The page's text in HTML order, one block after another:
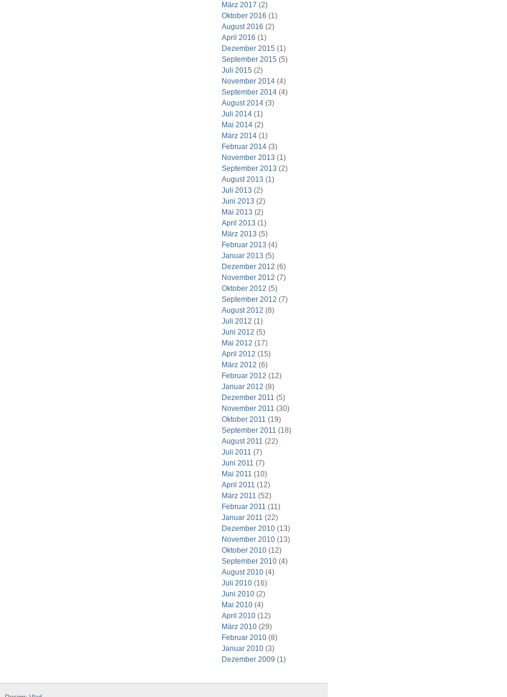
März 2017 (2)
Oktober 2016 (1)
August 2016 (2)
April 2016 (1)
Dezember 2015 (1)
September 2015 (5)
Juli 2015 (2)
November 2014(4)
September 2014(4)
August 2014(3)
Juli 2014(1)
Mai 2014(2)
März 2014(1)
Februar 2014(3)
November 2013 (1)
September 2013 (2)
August 2013 (1)
Juli 2013 (2)
Juni 2013 (2)
Mai 2013 (2)
April 2013 (1)
März 2013 (5)
Februar 2013 (4)
Januar 2013 (5)
Dezember 2012 (6)
November 2012 (7)
Oktober 2012 (5)
September 2012 (7)
August 2012 (8)
Juli 2012 (1)
Juni 2012 (5)
Mai 2012 (17)
April 2012 (15)
März 2012 (6)
Februar 2012 (12)
Januar 2012 (8)
Dezember 2011 (5)
November 2011 (30)
Oktober 2011 (19)
September 2011 (18)
August 2011 (22)
Juli 2011 (7)
Juni 2011 (7)
Mai 2011 (10)
April 2011 (12)
März 2011 (52)
Februar 2011 (11)
Januar 2011 (22)
Dezember 2010(13)
November 2010(13)
Oktober 2010(12)
September 2010(4)
August 2010(4)
Juli 2010(16)
Juni 2010(2)
Mai 2010(4)
April 2010(12)
März 2010(29)
Februar 2010(8)
Januar 2010(3)
Dezember 2009 (1)